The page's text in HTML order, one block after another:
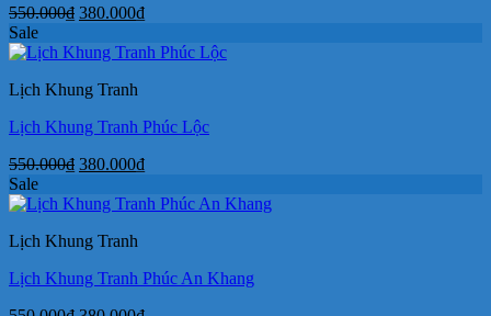
550.000₫ Giá
là:
380.000₫Giá
tại
Sale
Lịch Khung Tranh
Lịch Khung Tranh Phúc Lộc
550.000₫ Giá
là:
380.000₫Giá
tại
Sale
Lịch Khung Tranh
Lịch Khung Tranh Phúc An Khang